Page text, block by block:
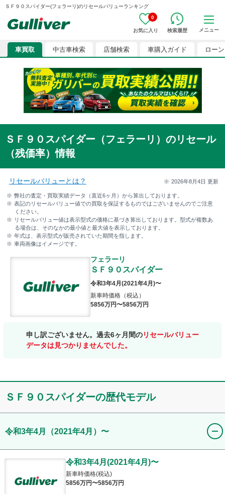
ＳＦ９０スパイダー(フェラーリ)のリセールバリューランキング
0
お気に入り 検索履歴 メニュー
車買取 中古車検索 店舗検索 車購入ガイド ローン
ＳＦ９０スパイダー（フェラーリ）のリセール
（残価率）情報
リセールバリューとは？ 2026年8月4日 更新
弊社の査定・買取実績データ（直近6ヶ月）から算出しております。
表記のリセールバリュー値での買取を保証するものではございませんのでご注意
ください。
リセールバリュー値は表示型式の価格に基づき算出しております。型式が複数あ
る場合は、そのなかの最小値と最大値を表示しております。
年式は、表示型式が販売されていた期間を指します。
車両画像はイメージです。
フェラーリ
ＳＦ９０スパイダー
令和3年4月 (2021年4月 )〜
新車時価格（税込）
5856万円〜5856万円
申し訳ございません。過去6ヶ月間のリセールバリュー
データは見つかりませんでした。
ＳＦ９０スパイダーの歴代モデル
令和3年4月 （2021年4月） 〜
令和3年4月 (2021年4月 )〜
新車時価格(税込)
5856万円〜5856万円